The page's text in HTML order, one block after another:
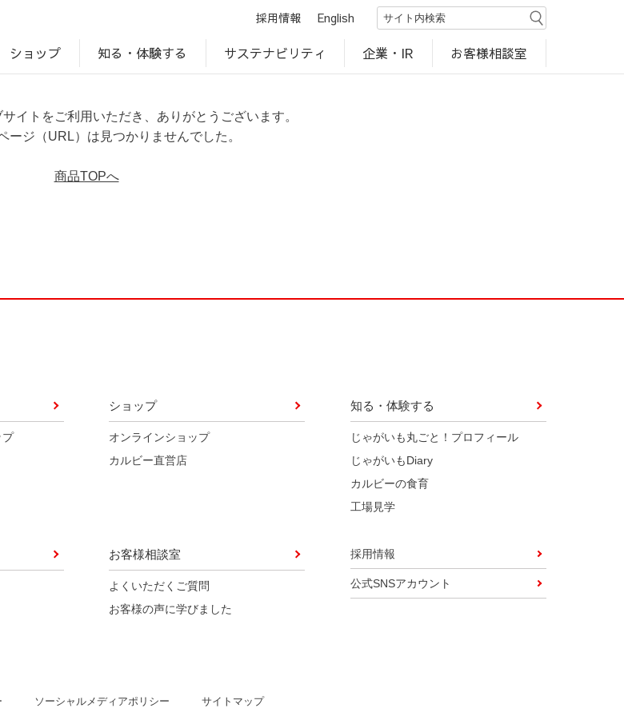
採用情報 English
ブランドサイト一覧
ショップ 知る・体験する
カルビーの食育
サステナビリティ 企業・IR
IR・投資家情報
お客様相談室
イトをご利用いただき、ありがとうございます。
ージ（URL）は見つかりませんでした。
商品TOPへ
プ
ショップ
オンラインショップ
カルビー直営店
知る・体験する
じゃがいも丸ごと！プロフィール
じゃがいもDiary
カルビーの食育
工場見学
お客様相談室
よくいただくご質問
お客様の声に学びました
採用情報
公式SNSアカウント
ソーシャルメディアポリシー サイトマップ